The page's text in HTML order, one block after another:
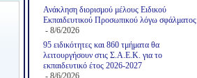
Ανάκληση διορισμού μέλους Ειδικού
Εκπαιδευτικού Προσωπικού λόγω σφάλματος
- 8/6/2026
95 ειδικότητες και 860 τμήματα θα
λειτουργήσουν στις Σ.Α.Ε.Κ. για το
εκπαιδευτικό έτος 2026-2027
- 8/6/2026